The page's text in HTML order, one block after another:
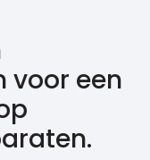
voor een